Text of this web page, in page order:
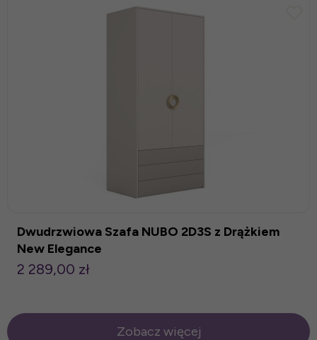
Dwudrzwiowa Szafa NUBO 2D3S z Drążkiem
New Elegance
2 289,00 zł
Zobacz więcej